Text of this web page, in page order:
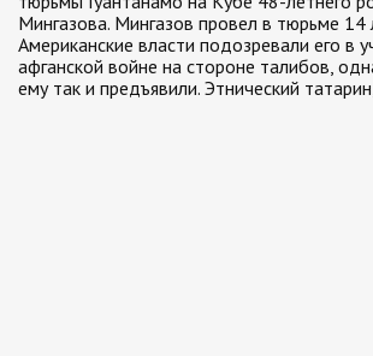
Мингазова. Мингазов провел в тюрьме 14
Американские власти подозревали его в
афганской войне на стороне талибов,
ему так и предъявили. Этнический